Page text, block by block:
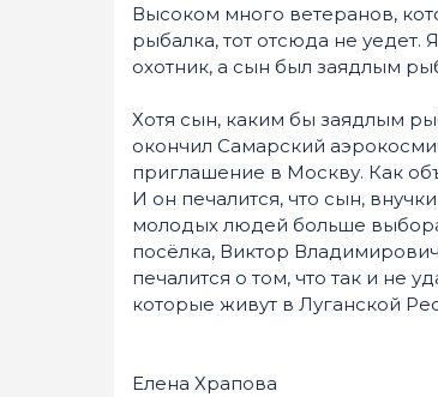
Высоком много ветеранов,
рыбалка, тот отсюда не
охотник, а сын был заядлым
Хотя сын, каким бы заядлым
окончил Самарский
приглашение в Москву. Как
И он печалится, что сын,
молодых людей больше
посёлка, Виктор
печалится о том, что так и не
которые живут в Луганской
Елена Храпова